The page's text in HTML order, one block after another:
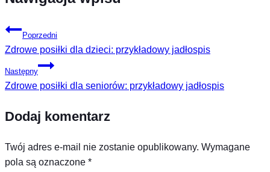
Poprzedni
Zdrowe posiłki dla dzieci: przykładowy jadłospis
Następny
Zdrowe posiłki dla seniorów: przykładowy jadłospis
Dodaj komentarz
Twój adres e-mail nie zostanie opublikowany. Wymagane
pola są oznaczone *